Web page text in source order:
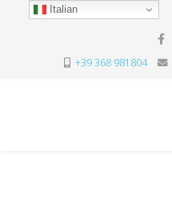
Italian
+39 368 981804